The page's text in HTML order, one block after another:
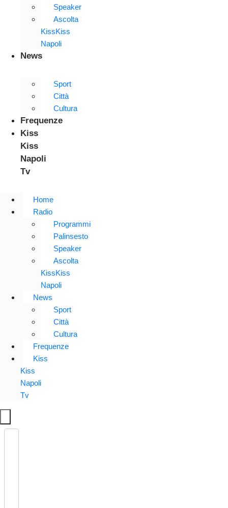
Speaker
Ascolta
KissKiss
Napoli
News
Sport
Città
Cultura
Frequenze
Kiss
Kiss
Napoli
Tv
Home
Radio
Programmi
Palinsesto
Speaker
Ascolta
KissKiss
Napoli
News
Sport
Città
Cultura
Frequenze
Kiss
Kiss
Napoli
Tv